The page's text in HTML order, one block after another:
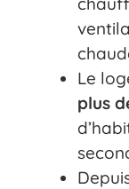
Le
plus